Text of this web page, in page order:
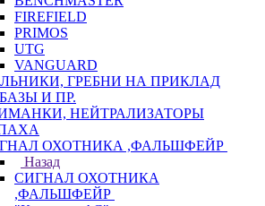
FIREFIELD
PRIMOS
UTG
VANGUARD
ГРЕБНИ НА ПРИКЛАД
И ПР.
НЕЙТРАЛИЗАТОРЫ
ОХОТНИКА ,ФАЛЬШФЕЙР
Назад
СИГНАЛ ОХОТНИКА
,ФАЛЬШФЕЙР